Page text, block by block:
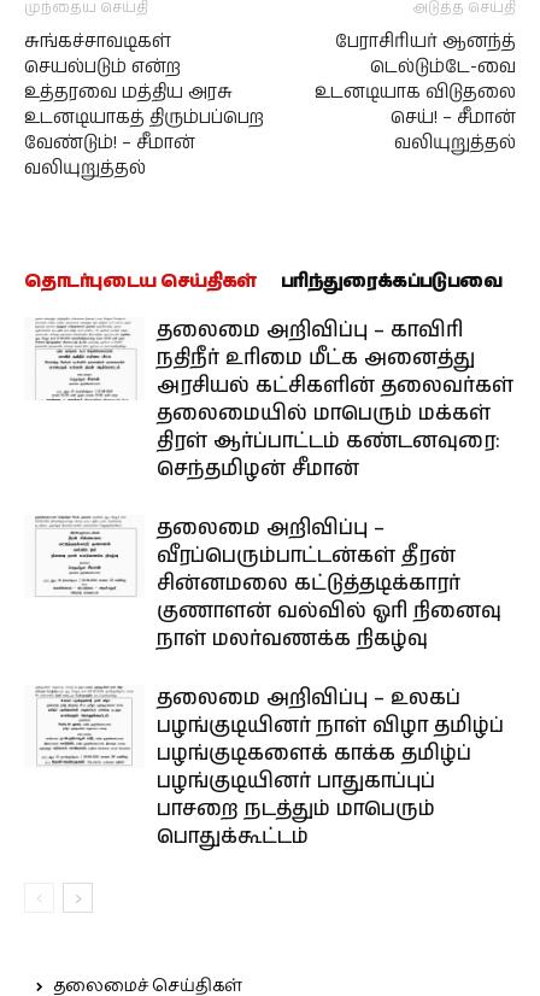
முந்தைய செய்தி
சுங்கச்சாவடிகள்
செயல்படும் என்ற
உத்தரவை மத்திய அரசு
உடனடியாகத் திரும்பப்பெற
வேண்டும்! – சீமான்
வலியுறுத்தல்
அடுத்த செய்தி
பேராசிரியர் ஆனந்த்
டெல்டும்டே-வை
உடனடியாக விடுதலை
செய்! – சீமான்
வலியுறுத்தல்
தொடர்புடைய செய்திகள் பரிந்துரைக்கப்படுபவை
தலைமை அறிவிப்பு – காவிரி
நதிநீர் உரிமை மீட்க அனைத்து
அரசியல் கட்சிகளின் தலைவர்கள்
தலைமையில் மாபெரும் மக்கள்
திரள் ஆர்ப்பாட்டம் கண்டனவுரை:
செந்தமிழன் சீமான்
தலைமை அறிவிப்பு –
வீரப்பெரும்பாட்டன்கள் தீரன்
சின்னமலை கட்டுத்தடிக்காரர்
குணாளன் வல்வில் ஓரி நினைவு
நாள் மலர்வணக்க நிகழ்வு
தலைமை அறிவிப்பு – உலகப்
பழங்குடியினர் நாள் விழா தமிழ்ப்
பழங்குடிகளைக் காக்க தமிழ்ப்
பழங்குடியினர் பாதுகாப்புப்
பாசறை நடத்தும் மாபெரும்
பொதுக்கூட்டம்
தலைமைச் செய்திகள்